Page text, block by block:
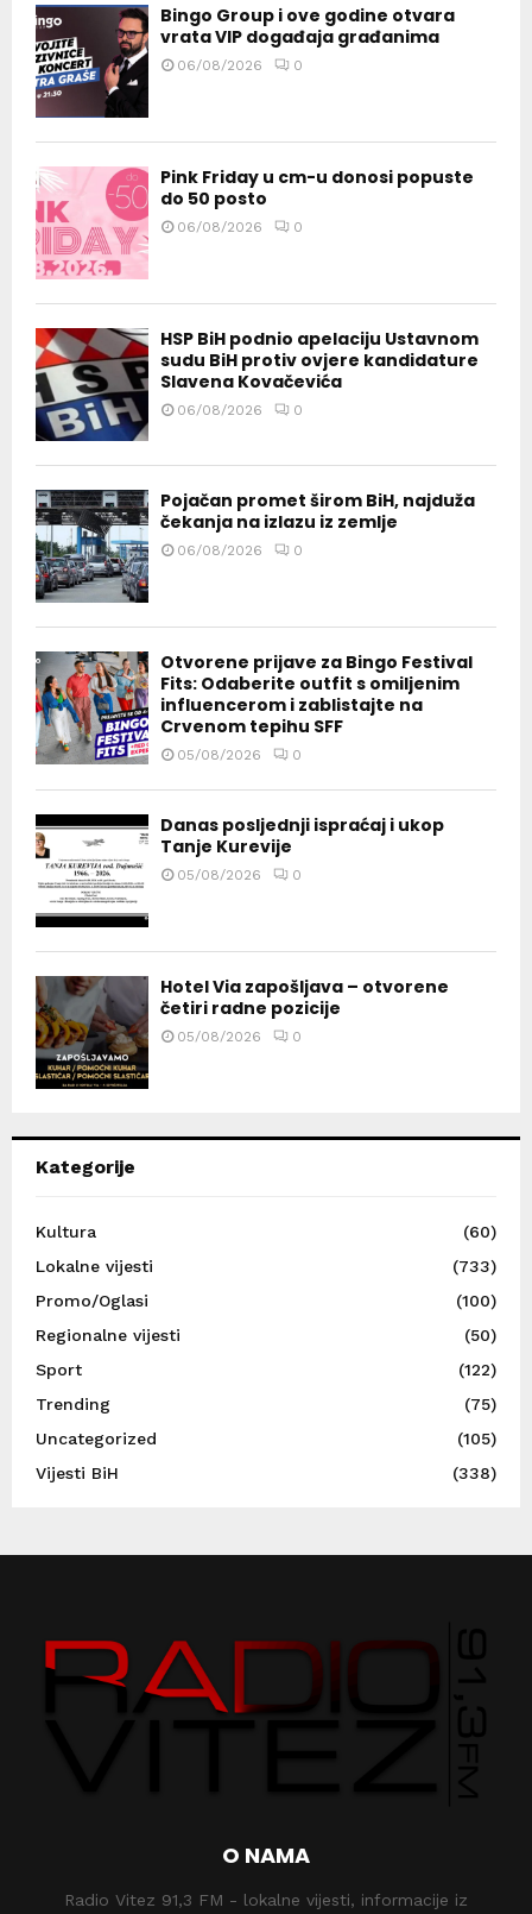
Bingo Group i ove godine otvara
vrata VIP događaja građanima
06/08/2026 0
Pink Friday u cm-u donosi popuste
do 50 posto
06/08/2026 0
HSP BiH podnio apelaciju Ustavnom
sudu BiH protiv ovjere kandidature
Slavena Kovačevića
06/08/2026 0
Pojačan promet širom BiH, najduža
čekanja na izlazu iz zemlje
06/08/2026 0
Otvorene prijave za Bingo Festival
Fits: Odaberite outfit s omiljenim
influencerom i zablistajte na
Crvenom tepihu SFF
05/08/2026 0
Danas posljednji ispraćaj i ukop
Tanje Kurevije
05/08/2026 0
Hotel Via zapošljava – otvorene
četiri radne pozicije
05/08/2026 0
Kategorije
Kultura
(60)
Lokalne vijesti
(733)
Promo/Oglasi
(100)
Regionalne vijesti
(50)
Sport
(122)
Trending
(75)
Uncategorized
(105)
Vijesti BiH
(338)
O NAMA
Radio Vitez 91,3 FM - lokalne vijesti, informacije iz